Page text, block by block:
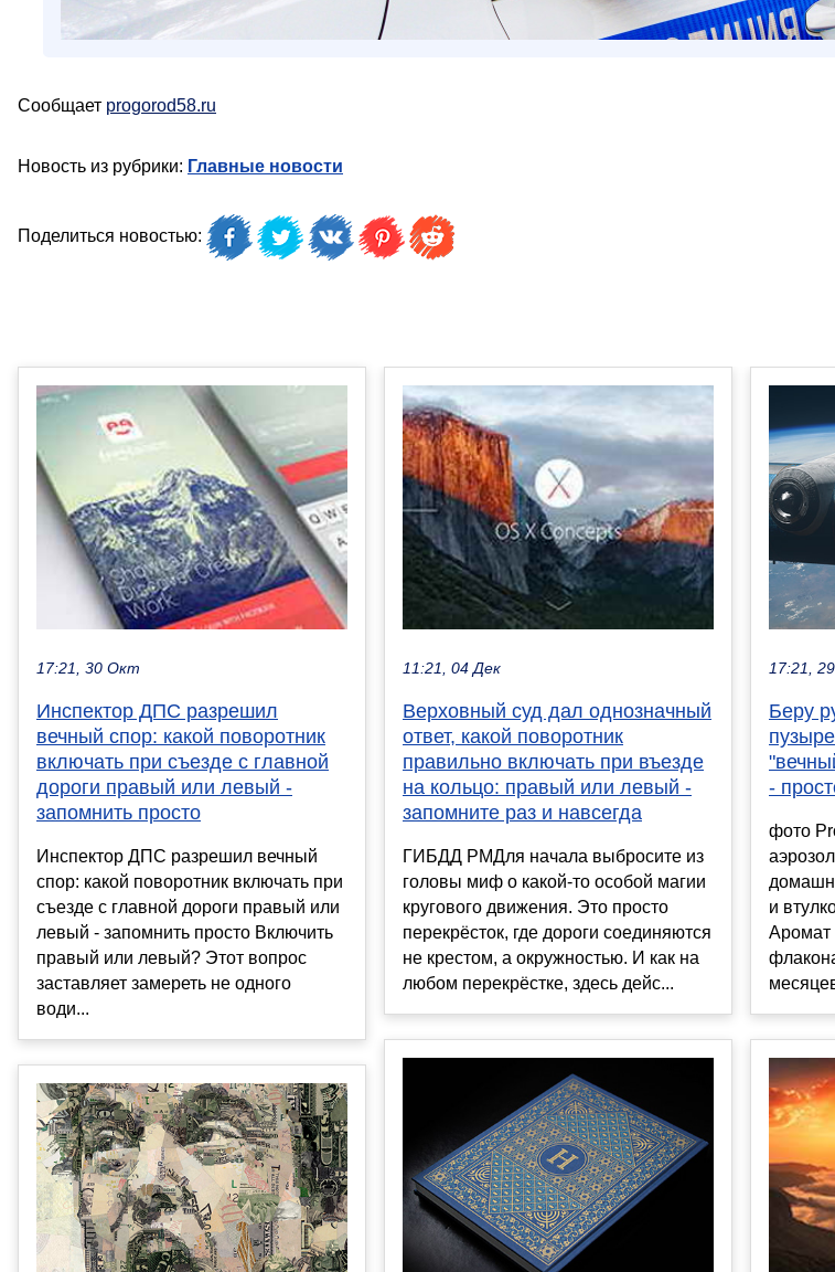
Сообщает progorod58.ru
Новость из рубрики: Главные новости
Поделиться новостью:
17:21, 30 Окт
Инспектор ДПС разрешил
вечный спор: какой поворотник
включать при съезде с главной
дороги правый или левый -
запомнить просто
Инспектор ДПС разрешил вечный
спор: какой поворотник включать при
съезде с главной дороги правый или
левый - запомнить просто Включить
правый или левый? Этот вопрос
заставляет замереть не одного
води...
11:21, 04 Дек
Верховный суд дал однозначный
ответ, какой поворотник
правильно включать при въезде
на кольцо: правый или левый -
запомните раз и навсегда
ГИБДД РМДля начала выбросите из
головы миф о какой-то особой магии
кругового движения. Это просто
перекрёсток, где дороги соединяются
не крестом, а окружностью. И как на
любом перекрёстке, здесь дейс...
17:21,
Беру
-
фото
и
Аромат